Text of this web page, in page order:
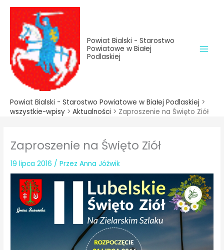
treści
Przejdź
treści
Powiat Bialski - Starostwo
Powiatowe w Białej
Podlaskiej
Powiat Bialski - Starostwo Powiatowe w Białej Podlaskiej >
wszystkie-wpisy > Aktualności > Zaproszenie na Święto Ziół
Zaproszenie na Święto Ziół
19 lipca 2016 / PrzezAnna Jóźwik